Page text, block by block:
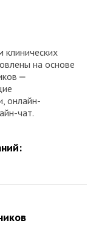
клинических
на основе
⎼
онлайн-
чат.